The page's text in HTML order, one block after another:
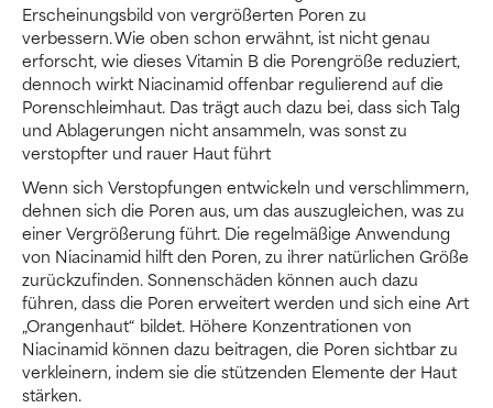
Erscheinungsbild von vergrößerten Poren zu
verbessern. Wie oben schon erwähnt, ist nicht genau
erforscht, wie dieses Vitamin B die Porengröße reduziert,
dennoch wirkt Niacinamid offenbar regulierend auf die
Porenschleimhaut. Das trägt auch dazu bei, dass sich Talg
und Ablagerungen nicht ansammeln, was sonst zu
verstopfter und rauer Haut führt
Wenn sich Verstopfungen entwickeln und verschlimmern,
dehnen sich die Poren aus, um das auszugleichen, was zu
einer Vergrößerung führt. Die regelmäßige Anwendung
von Niacinamid hilft den Poren, zu ihrer natürlichen Größe
zurückzufinden. Sonnenschäden können auch dazu
führen, dass die Poren erweitert werden und sich eine Art
„Orangenhaut“ bildet. Höhere Konzentrationen von
Niacinamid können dazu beitragen, die Poren sichtbar zu
verkleinern, indem sie die stützenden Elemente der Haut
stärken.